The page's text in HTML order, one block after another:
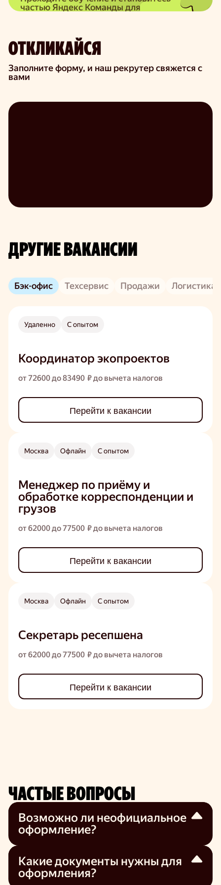
частью Яндекс Команды для
ОТКЛИКАЙСЯ
Заполните форму, и наш рекрутер свяжется с
вами
ДРУГИЕ ВАКАНСИИ
Бэк-офис Техсервис Продажи Логистика
Удаленно С опытом
Координатор экопроектов
от 72600 до 83490 ₽ до вычета налогов
Перейти к вакансии
Москва Офлайн С опытом
Менеджер по приёму и
обработке корреспонденции и
грузов
от 62000 до 77500 ₽ до вычета налогов
Перейти к вакансии
Москва Офлайн С опытом
Секретарь ресепшена
от 62000 до 77500 ₽ до вычета налогов
Перейти к вакансии
ЧАСТЫЕ ВОПРОСЫ
Возможно ли неофициальное
оформление?
только официально по ТК РФ.
Какие документы нужны для
оформления?